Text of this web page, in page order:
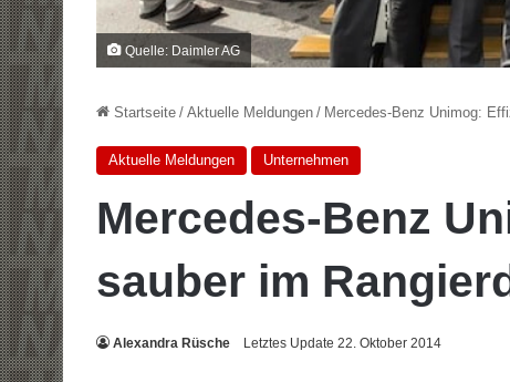
Quelle: Daimler AG
Startseite / Aktuelle Meldungen / Mercedes-Benz Unimog:
Aktuelle Meldungen Unternehmen
Mercedes-Benz
sauber im
Alexandra Rüsche Letztes Update 22. Oktober 2014